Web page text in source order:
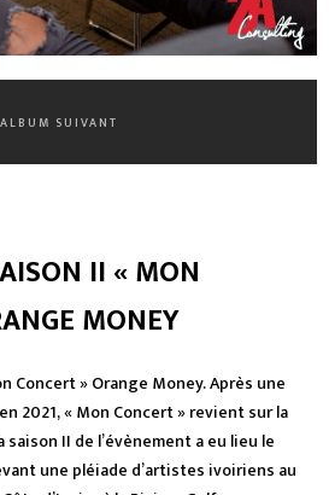
ALBUM SUIVANT
II « MON
MONEY
Concert » Orange Money. Après une
2021, « Mon Concert » revient sur la
II de l’évènement a eu lieu le
une pléiade d’artistes ivoiriens au